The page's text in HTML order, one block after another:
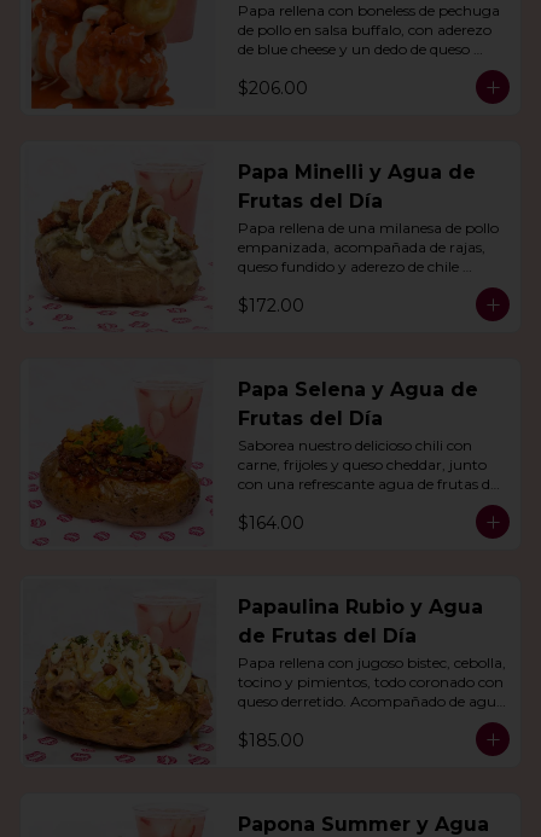
Papa rellena con boneless de pechuga
de pollo en salsa buffalo, con aderezo
de blue cheese y un dedo de queso
relleno de jalapeño. Con agua del día.
$206.00
Papa Minelli y Agua de
Frutas del Día
Papa rellena de una milanesa de pollo
empanizada, acompañada de rajas,
queso fundido y aderezo de chile
día.
$172.00
Papa Selena y Agua de
Frutas del Día
Saborea nuestro delicioso chili con
carne, frijoles y queso cheddar, junto
con una refrescante agua de frutas del
$164.00
Papaulina Rubio y Agua
de Frutas del Día
Papa rellena con jugoso bistec, cebolla,
tocino y pimientos, todo coronado con
queso derretido. Acompañado de agua
$185.00
Papona Summer y Agua